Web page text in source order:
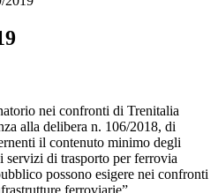
nei confronti di Trenitalia
alla delibera n. 106/2018, di
il contenuto minimo degli
di trasporto per ferrovia
possono esigere nei confronti